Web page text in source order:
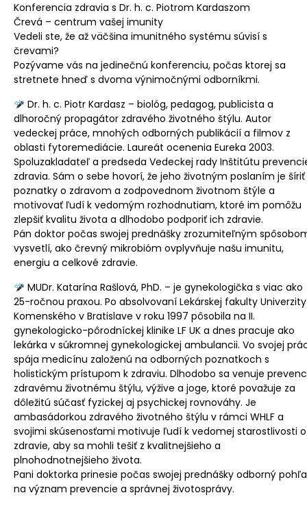
Konferencia zdravia s Dr. h. c. Piotrom Kardaszom
Črevá – centrum vašej imunity
Vedeli ste, že až väčšina imunitného systému súvisí s
črevami?
Pozývame vás na jedinečnú konferenciu, počas ktorej sa
stretnete hneď s dvoma výnimočnými odborníkmi.
Dr. h. c. Piotr Kardasz – biológ, pedagog, publicista a
dlhoročný propagátor zdravého životného štýlu. Autor
vedeckej práce, mnohých odborných publikácií a filmov z
oblasti fytoremediácie. Laureát ocenenia Eureka 2003.
Spoluzakladateľ a predseda Vedeckej rady Inštitútu
zdravia. Sám o sebe hovorí, že jeho životným poslaním je šíriť
poznatky o zdravom a zodpovednom životnom štýle a
motivovať ľudí k vedomým rozhodnutiam, ktoré im pomôžu
zlepšiť kvalitu života a dlhodobo podporiť ich zdravie.
Pán doktor počas swojej prednášky zrozumiteľným
vysvetlí, ako črevný mikrobióm ovplyvňuje našu imunitu,
energiu a celkové zdravie.
MUDr. Katarína Rašlová, PhD. – je gynekologička s viac ako
25-ročnou praxou. Po absolvovaní Lekárskej fakulty Univerzity
Komenského v Bratislave v roku 1997 pôsobila na II.
gynekologicko-pôrodníckej klinike LF UK a dnes pracuje ako
lekárka v súkromnej gynekologickej ambulancii. Vo svojej
spája medicínu založenú na odborných poznatkoch s
holistickým prístupom k zdraviu. Dlhodobo sa venuje
zdravému životnému štýlu, výžive a joge, ktoré považuje za
dôležitú súčasť fyzickej aj psychickej rovnováhy. Je
ambasádorkou zdravého životného štýlu v rámci WHLF a
svojimi skúsenosťami motivuje ľudí k vedomej starostlivosti o
zdravie, aby sa mohli tešiť z kvalitnejšieho a
plnohodnotnejšieho života.
Pani doktorka prinesie počas swojej prednášky odborný
na význam prevencie a správnej životosprávy.